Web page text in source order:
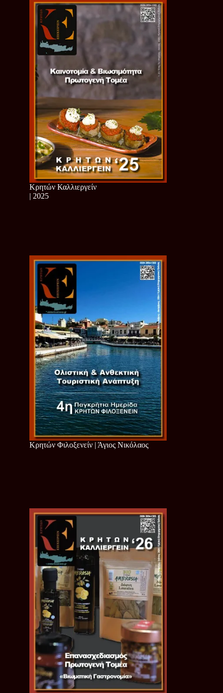
Κρητών Καλλιεργείν
| 2025
Κρητών Φιλοξενείν | Άγιος Νικόλαος